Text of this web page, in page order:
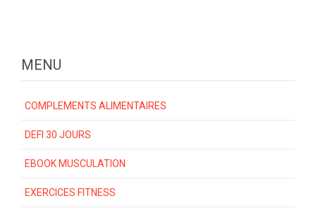
MENU
COMPLEMENTS ALIMENTAIRES
DEFI 30 JOURS
EBOOK MUSCULATION
EXERCICES FITNESS